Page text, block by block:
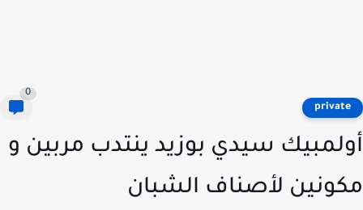
سيدي بوزيد ينتدب مربين و
لأصناف الشبان